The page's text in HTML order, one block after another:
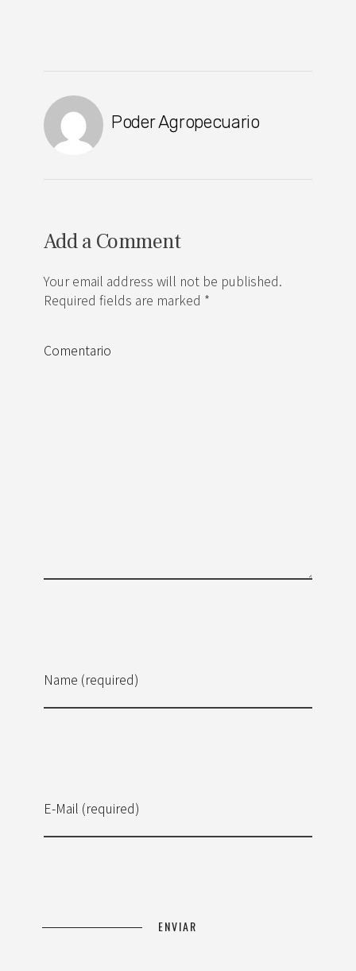
Poder Agropecuario
Add a Comment
Your email address will not be published.
Required fields are marked *
Name (required)
E-Mail (required)
Comentario